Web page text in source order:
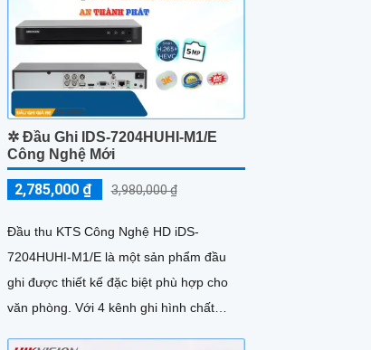
✲ Đầu Ghi IDS-7204HUHI-M1/E
Công Nghệ Mới
2,785,000 ₫ 3,980,000 ₫
Đầu thu KTS Công Nghệ HD iDS-
7204HUHI-M1/E là một sản phẩm đầu
ghi được thiết kế đặc biệt phù hợp cho
văn phòng. Với 4 kênh ghi hình chất